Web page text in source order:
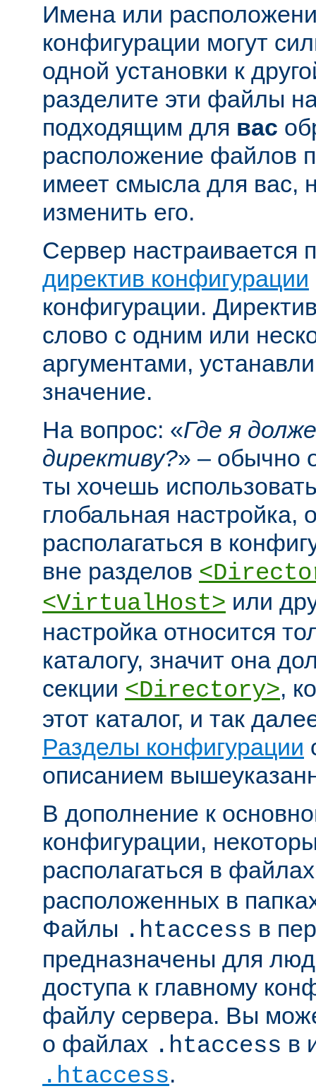
Имена или
конфигурации могут
одной установки к
разделите эти файлы
подходящим для вас
расположение файлов
имеет смысла для вас,
изменить его.
Сервер настраивается
директив конфигурации
конфигурации.
слово с одним или
аргументами,
значение.
На вопрос: «Где я
директиву?» – обычно
ты хочешь
глобальная настройка,
располагаться в
вне разделов
<VirtualHost> или
настройка относится
каталогу, значит она
секции <Directory>,
этот каталог, и так
Разделы конфигурации
описанием
В дополнение к
конфигурации,
располагаться в
расположенных в
Файлы .htaccess в
предназначены для
доступа к главному
файлу сервера. Вы
о файлах .htaccess в
.htaccess.